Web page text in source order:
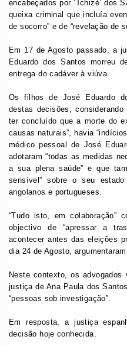
encabeçados por ‘Tchizé’ dos
queixa criminal que incluía
de socorro” e de “revelação de
Em 17 de Agosto passado, a
Eduardo dos Santos morreu
entrega do cadáver à viúva.
Os filhos de José Eduardo
destas decisões,
ter concluído que a morte do
causas naturais”, havia
médico pessoal de José
adotaram “todas as medidas
a sua plena saúde” e que
sensível” sobre o seu
angolanos e portugueses.
“Tudo isto, em colaboração”
objectivo de “apressar a
acontecer antes das eleições
dia 24 de Agosto,
Neste contexto, os
justiça de Ana Paula dos
“pessoas sob investigação”.
Em resposta, a justiça
decisão hoje conhecida.